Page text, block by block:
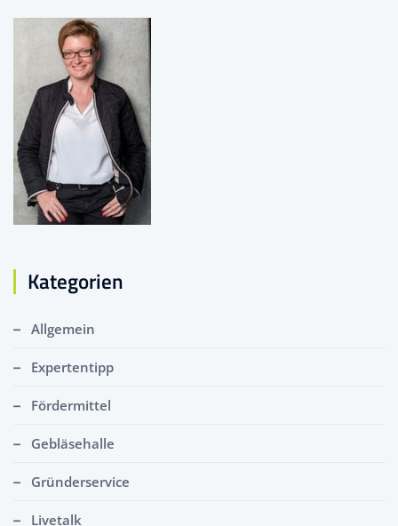
Kategorien
Allgemein
Expertentipp
Fördermittel
Gebläsehalle
Gründerservice
Livetalk